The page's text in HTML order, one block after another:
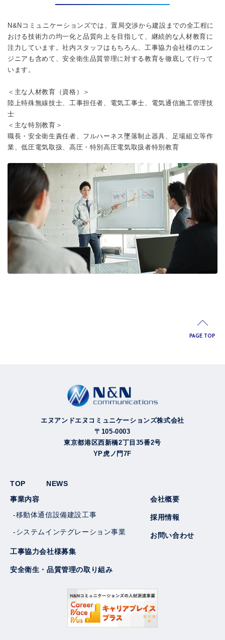
N&Nコミュニケーションズでは、置局交渉から建設までの全工程に
おける技術力の均一化と品質向上を目指して、継続的な人材教育に
注力しています。社内スタッフはもちろん、工事協力会社様のエン
ジニアも含めて、安全衛生品質管理に対する教育を徹底して行って
います。
＜主な人材教育（資格）＞
陸上特殊無線技士、工事担任者、電気工事士、電気通信施工管理技
士
＜主な特別教育＞
職長・安全衛生責任者、フルハーネス墜落制止器具、足場組立等作
業、低圧電気取扱、高圧・特別高圧電気取扱者特別教育
PAGE TOP
エヌアンドエヌコミュニケーションズ株式会社
〒105-0003
東京都港区西新橋2丁目35番2号
YP虎ノ門7F
TOP
NEWS
事業内容
-移動体通信設備建設工事
-システムインテグレーション事業
工事協力会社様募集
安全衛生・品質管理の取り組み
会社概要
採用情報
お問い合わせ